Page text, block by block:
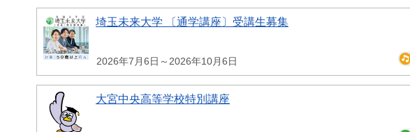
埼玉未来大学 〔通学講座〕受講生募集
2026年7月6日～2026年10月6日
大宮中央高等学校特別講座